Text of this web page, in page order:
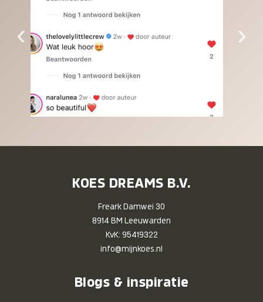
‹ ›
KOES DREAMS B.V.
Freark Damwei 30
8914 BM Leeuwarden
KvK: 95419322
info@mijnkoes.nl
Blogs & inspiratie